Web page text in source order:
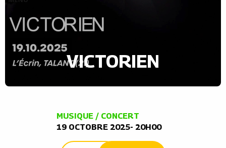
VICTORIEN
MUSIQUE / CONCERT
19 OCTOBRE 2025- 20H00